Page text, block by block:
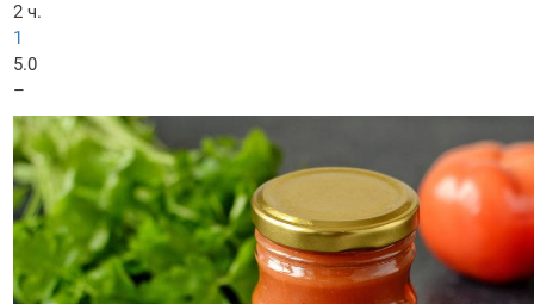
2 ч.
1
5.0
–